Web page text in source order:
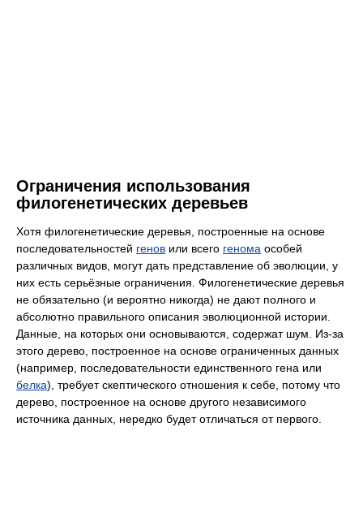
Ограничения использования
филогенетических деревьев
Хотя филогенетические деревья, построенные на основе
последовательностей генов или всего генома особей
различных видов, могут дать представление об эволюции, у
них есть серьёзные ограничения. Филогенетические деревья
не обязательно (и вероятно никогда) не дают полного и
абсолютно правильного описания эволюционной истории.
Данные, на которых они основываются, содержат шум. Из-за
этого дерево, построенное на основе ограниченных данных
(например, последовательности единственного гена или
белка), требует скептического отношения к себе, потому что
дерево, построенное на основе другого независимого
источника данных, нередко будет отличаться от первого.